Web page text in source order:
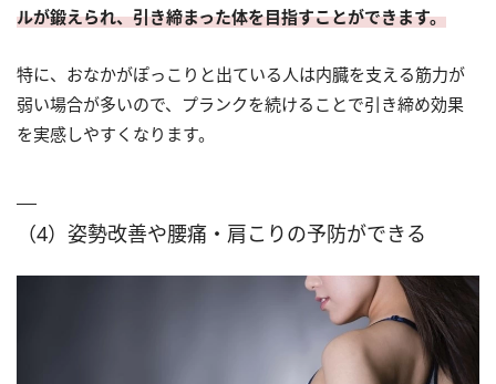
ルが鍛えられ、引き締まった体を目指すことができます。
特に、おなかがぽっこりと出ている人は内臓を支える筋力が
弱い場合が多いので、プランクを続けることで引き締め効果
を実感しやすくなります。
（4）姿勢改善や腰痛・肩こりの予防ができる